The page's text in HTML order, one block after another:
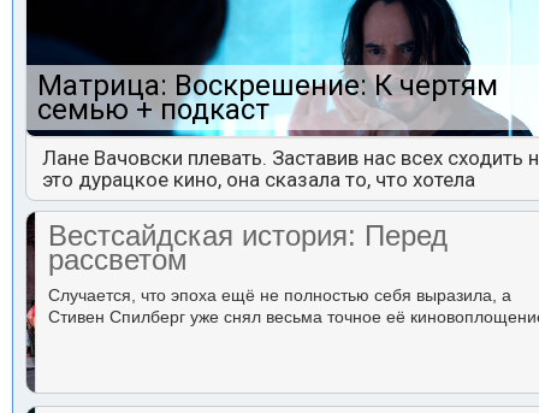
Матрица: Воскрешение: К чертям
семью + подкаст
Лане Вачовски плевать. Заставив нас всех сходить
это дурацкое кино, она сказала то, что хотела
Вестсайдская история: Перед
рассветом
Случается, что эпоха ещё не полностью себя выразила, а
Стивен Спилберг уже снял весьма точное её